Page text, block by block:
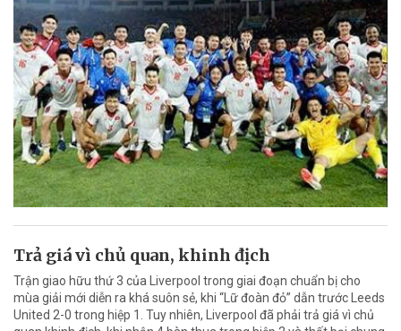
Trả giá vì chủ quan, khinh địch
Trận giao hữu thứ 3 của Liverpool trong giai đoạn chuẩn bị cho
mùa giải mới diễn ra khá suôn sẻ, khi “Lữ đoàn đỏ” dẫn trước Leeds
United 2-0 trong hiệp 1. Tuy nhiên, Liverpool đã phải trả giá vì chủ